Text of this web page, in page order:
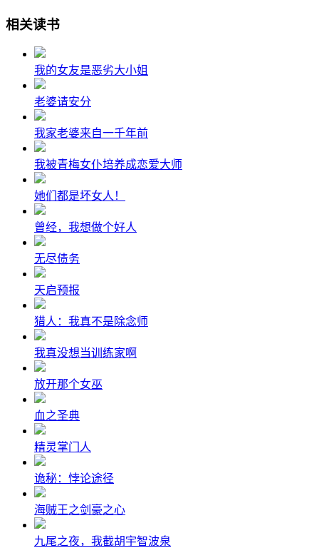
相关读书
我的女友是恶劣大小姐
老婆请安分
我家老婆来自一千年前
我被青梅女仆培养成恋爱大师
她们都是坏女人！
曾经，我想做个好人
无尽债务
天启预报
猎人：我真不是除念师
我真没想当训练家啊
放开那个女巫
血之圣典
精灵掌门人
诡秘：悖论途径
海贼王之剑豪之心
九尾之夜，我截胡宇智波泉